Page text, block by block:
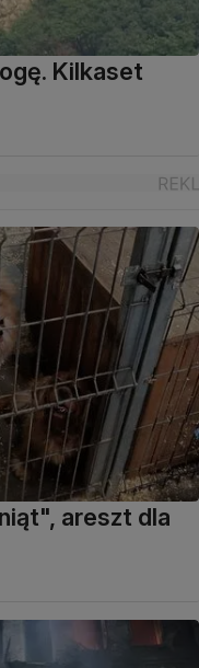
Kilkaset
areszt dla